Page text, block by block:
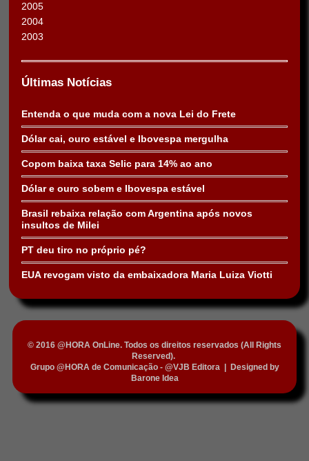
2005
2004
2003
Últimas Notícias
Entenda o que muda com a nova Lei do Frete
Dólar cai, ouro estável e Ibovespa mergulha
Copom baixa taxa Selic para 14% ao ano
Dólar e ouro sobem e Ibovespa estável
Brasil rebaixa relação com Argentina após novos
insultos de Milei
PT deu tiro no próprio pé?
EUA revogam visto da embaixadora Maria Luiza Viotti
© 2016 @HORA OnLine. Todos os direitos reservados (All Rights
Reserved).
Grupo @HORA de Comunicação - @VJB Editora|
Designed by
Barone Idea